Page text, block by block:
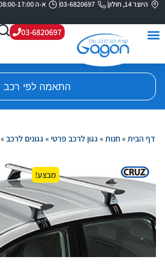
היוצר 14, חולון 03-6820697 א-ה 08:00-17:00
03-6820697
התאמה לפי רכב
דף הבית»חנות» גגון לרכב פרטי» גגונים לרכב»
מבצע!